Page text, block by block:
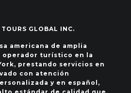
GLOBAL INC.
americana de amplia
operador turístico en la
prestando servicios en
con atención
y en español,